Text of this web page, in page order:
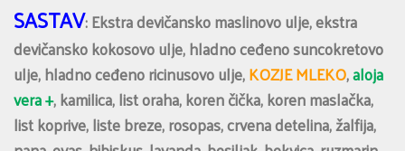
SASTAV: Ekstra devičansko maslinovo ulje, ekstra
devičansko kokosovo ulje, hladno ceđeno suncokretovo
ulje, hladno ceđeno ricinusovo ulje,KOZJE MLEKO,aloja
vera +, kamilica, list oraha, koren čička, koren maslačka,
list koprive, liste breze, rosopas, crvena detelina, žalfija,